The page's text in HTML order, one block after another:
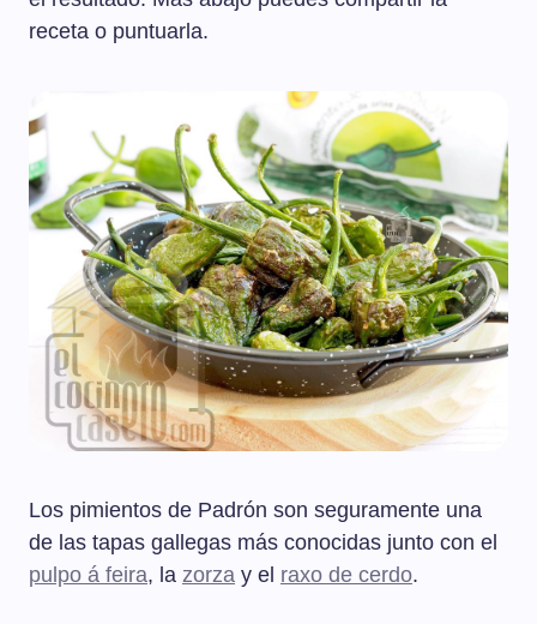
receta o puntuarla.
Los pimientos de Padrón son seguramente una
de las tapas gallegas más conocidas junto con el
pulpo á feira, la zorza y el raxo de cerdo.